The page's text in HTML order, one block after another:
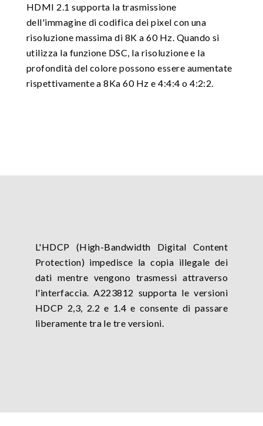
HDMI 2.1 supporta la trasmissione
dell'immagine di codifica dei pixel con una
risoluzione massima di 8K a 60 Hz. Quando si
utilizza la funzione DSC, la risoluzione e la
profondità del colore possono essere aumentate
rispettivamente a 8Ka 60 Hz e 4:4:4 o 4:2:2.
L'HDCP (High-Bandwidth Digital Content
Protection) impedisce la copia illegale dei
dati mentre vengono trasmessi attraverso
l'interfaccia. A223812 supporta le versioni
HDCP 2,3, 2.2 e 1.4 e consente di passare
liberamente tra le tre versioni.